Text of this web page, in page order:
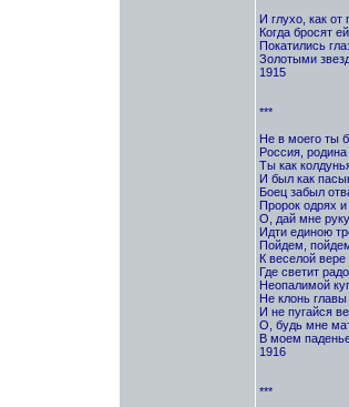
И глухо, как от
Когда бросят
Покатились
Золотыми
1915
***
Не в моего ты
Россия,
Ты как
И был как
Боец забыл
Пророк одрях и
О, дай мне
Идти единою
Пойдем,
К веселой вере
Где светит
Неопалимой
Не клонь
И не пугайся
О, будь мне
В моем
1916
***